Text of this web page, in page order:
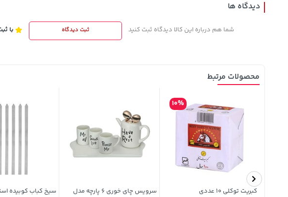
دیدگاه ها
شما هم درباره این کالا دیدگاه ثبت کنید ثبت دیدگاه با ثبت
محصولات مرتبط
کبریت توکلی 10 عددی
10%
سرویس چای خوری 6 پارچه مدل